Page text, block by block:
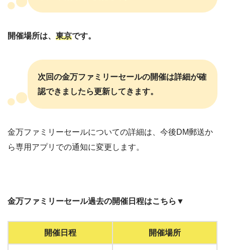
開催場所は、 東京です。
次回の金万ファミリーセールの開催は詳細が確
認できましたら更新してきます。
金万ファミリーセールについての詳細は、今後DM郵送か
ら専用アプリでの通知に変更します。
金万ファミリーセール過去の開催日程はこちら▼
開催日程 開催場所